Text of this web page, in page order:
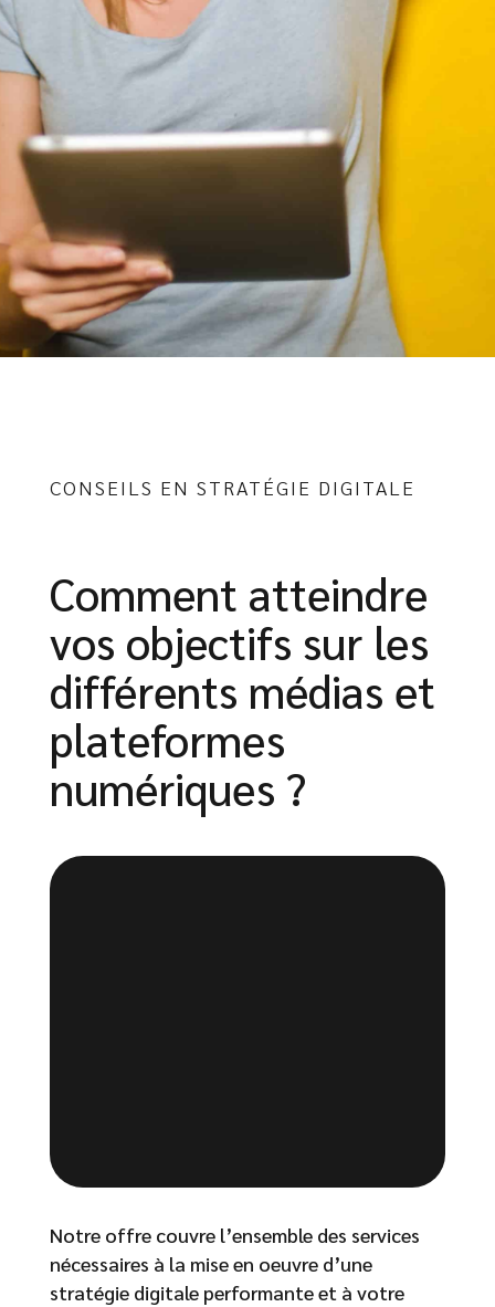
CONSEILS EN STRATÉGIE DIGITALE
Comment atteindre
vos objectifs sur les
différents médias et
plateformes
numériques ?
Notre offre couvre l’ensemble des services
nécessaires à la mise en oeuvre d’une
stratégie digitale performante et à votre